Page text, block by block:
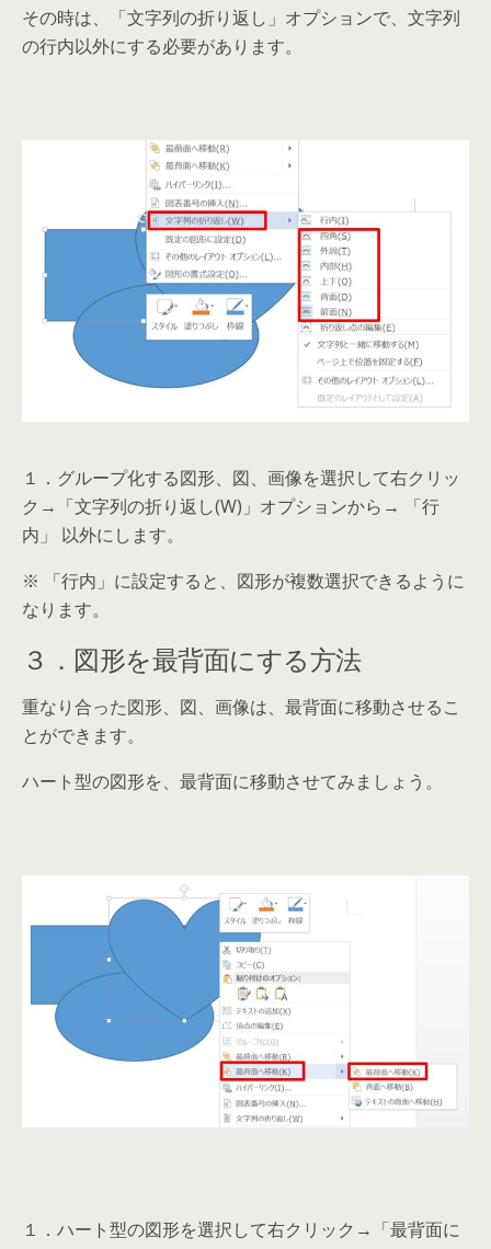
その時は、「文字列の折り返し」オプションで、文字列
の行内以外にする必要があります。
１．グループ化する図形、図、画像を選択して右クリッ
ク→「文字列の折り返し(W)」オプションから→ 「行
内」 以外にします。
※ 「行内」に設定すると、図形が複数選択できるように
なります。
３．図形を最背面にする方法
重なり合った図形、図、画像は、最背面に移動させるこ
とができます。
ハート型の図形を、最背面に移動させてみましょう。
１．ハート型の図形を選択して右クリック→「最背面に